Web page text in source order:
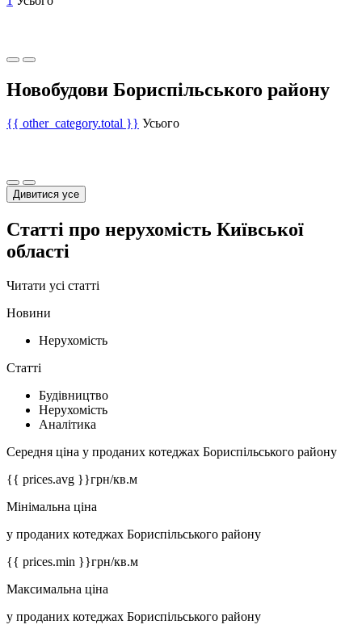
Новобудови Бориспільського району
{{ other_category.total }} Усього
Дивитися усе
Статті про нерухомість Київської
області
Читати усі статті
Новини
Нерухомість
Статті
Будівництво
Нерухомість
Аналітика
Середня ціна у проданих котеджах Бориспільського району
{{ prices.avg }}грн/кв.м
Мінімальна ціна
у проданих котеджах Бориспільського району
{{ prices.min }}грн/кв.м
Максимальна ціна
у проданих котеджах Бориспільського району